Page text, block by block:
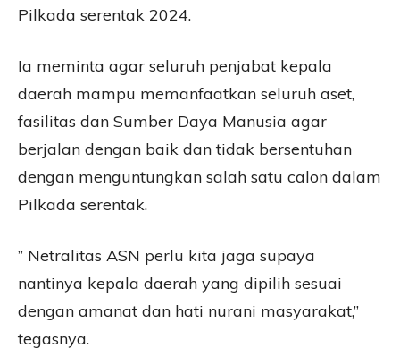
Pilkada serentak 2024.
Ia meminta agar seluruh penjabat kepala
daerah mampu memanfaatkan seluruh aset,
fasilitas dan Sumber Daya Manusia agar
berjalan dengan baik dan tidak bersentuhan
dengan menguntungkan salah satu calon dalam
Pilkada serentak.
” Netralitas ASN perlu kita jaga supaya
nantinya kepala daerah yang dipilih sesuai
dengan amanat dan hati nurani masyarakat,”
tegasnya.